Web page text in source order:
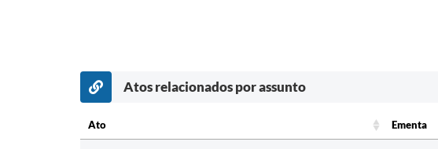
Atos relacionados por assunto
Ato Ementa